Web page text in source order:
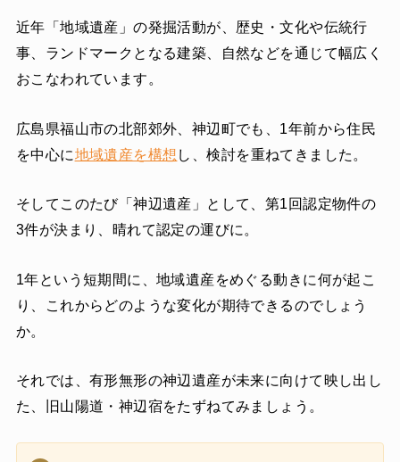
近年「地域遺産」の発掘活動が、歴史・文化や伝統行
事、ランドマークとなる建築、自然などを通じて幅広く
おこなわれています。
広島県福山市の北部郊外、神辺町でも、1年前から住民
を中心に地域遺産を構想 し、検討を重ねてきました。
そしてこのたび「神辺遺産」として、第1回認定物件の
3件が決まり、晴れて認定の運びに。
1年という短期間に、地域遺産をめぐる動きに何が起こ
り、これからどのような変化が期待できるのでしょう
か。
それでは、有形無形の神辺遺産が未来に向けて映し出し
た、旧山陽道・神辺宿をたずねてみましょう。